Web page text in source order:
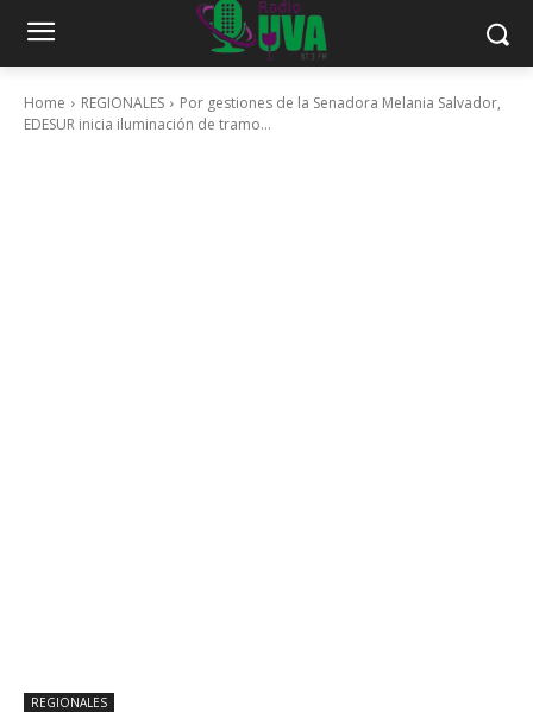
Home REGIONALES
Por gestiones de la Senadora Melania Salvador,
EDESUR inicia iluminación de tramo...
REGIONALES